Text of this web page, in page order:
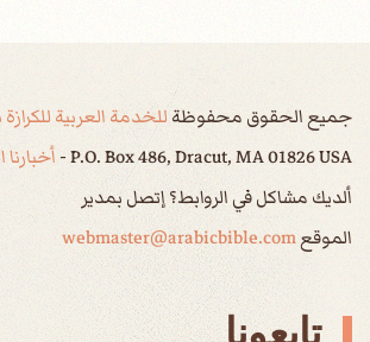
جميع الحقوق محفوظةللخدمة العربية للكرازة
P.O. Box 486, Dracut, MA 01826 USA -
ألديك مشاكل في الروابط؟ إتصل بمدير
الموقعwebmaster@arabicbible.com
تابعونا